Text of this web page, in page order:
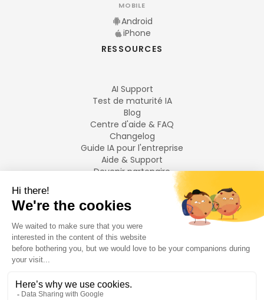
MOBILE
Android
iPhone
RESSOURCES
AI Support
Test de maturité IA
Blog
Centre d'aide & FAQ
Changelog
Guide IA pour l'entreprise
Aide & Support
Devenir partenaire
LANGUES
Français
English